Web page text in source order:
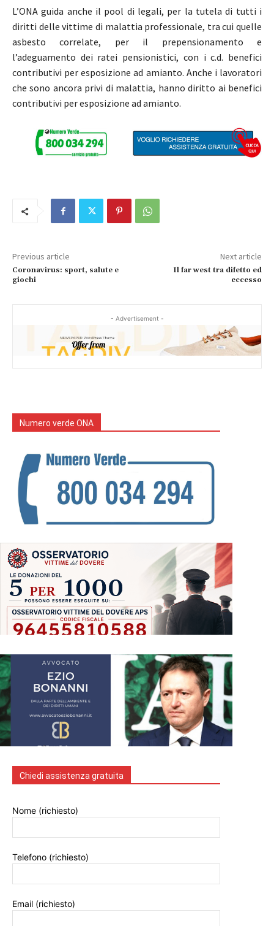
L’ONA guida anche il pool di legali, per la tutela di tutti i
diritti delle vittime di malattia professionale, tra cui quelle
asbesto correlate, per il prepensionamento e
l’adeguamento dei ratei pensionistici, con i c.d. benefici
contributivi per esposizione ad amianto. Anche i lavoratori
che sono ancora privi di malattia, hanno diritto ai benefici
contributivi per esposizione ad amianto.
Previous article
Coronavirus: sport, salute e
giochi
Next article
Il far west tra difetto ed
eccesso
- Advertisement -
Numero verde ONA
Chiedi assistenza gratuita
Nome (richiesto)
Telefono (richiesto)
Email (richiesto)